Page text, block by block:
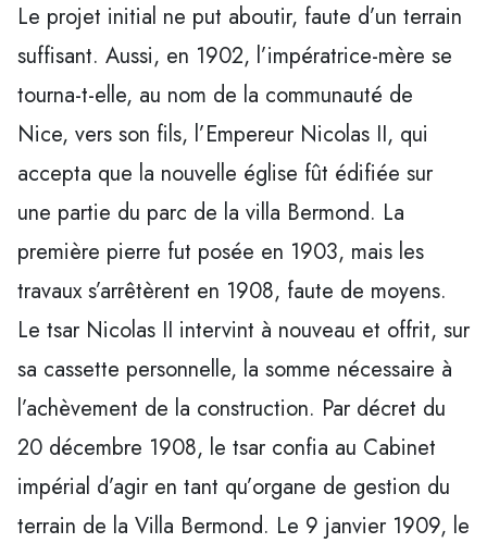
Le projet initial ne put aboutir, faute d’un terrain
suffisant. Aussi, en 1902, l’impératrice-mère se
tourna-t-elle, au nom de la communauté de
Nice, vers son fils, l’Empereur Nicolas II, qui
accepta que la nouvelle église fût édifiée sur
une partie du parc de la villa Bermond. La
première pierre fut posée en 1903, mais les
travaux s’arrêtèrent en 1908, faute de moyens.
Le tsar Nicolas II intervint à nouveau et offrit, sur
sa cassette personnelle, la somme nécessaire à
l’achèvement de la construction. Par décret du
20 décembre 1908, le tsar confia au Cabinet
impérial d’agir en tant qu’organe de gestion du
terrain de la Villa Bermond. Le 9 janvier 1909, le